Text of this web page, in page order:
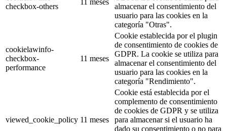
checkbox-others
11 meses
almacenar el consentimiento del
usuario para las cookies en la
categoría "Otras".
cookielawinfo-
checkbox-
performance
11 meses
Cookie establecida por el plugin
de consentimiento de cookies de
GDPR. La cookie se utiliza para
almacenar el consentimiento del
usuario para las cookies en la
categoría "Rendimiento".
viewed_cookie_policy 11 meses
Cookie está establecida por el
complemento de consentimiento
de cookies de GDPR y se utiliza
para almacenar si el usuario ha
dado su consentimiento o no para